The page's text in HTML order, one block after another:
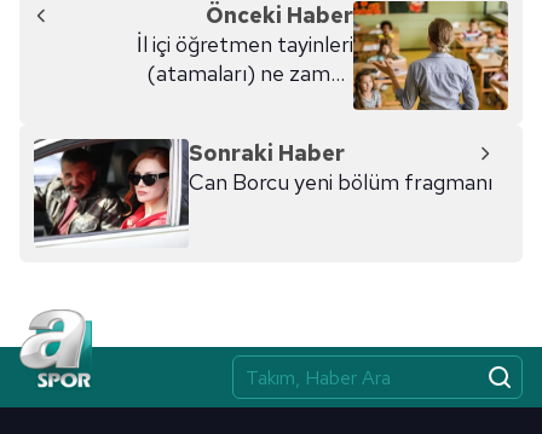
Önceki Haber
İl içi öğretmen tayinleri
(atamaları) ne zaman
Sonraki Haber
Can Borcu yeni bölüm fragmanı